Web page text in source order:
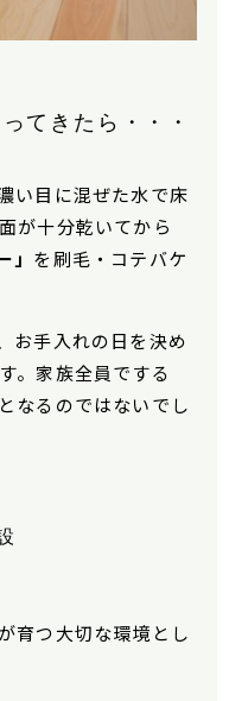
てきたら・・・
い目に混ぜた水で床
が十分乾いてから
を刷毛・コテバケ
お手入れの日を決め
。家族全員でする
なるのではないでし
育つ大切な環境とし